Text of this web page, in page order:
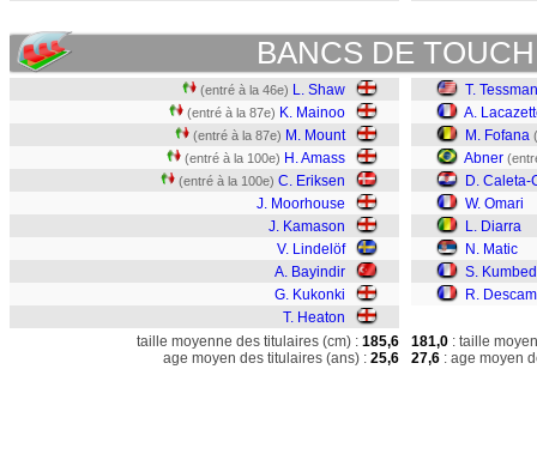
BANCS DE
(entré à la 46e) L. Shaw
(entré à la 87e) K. Mainoo
(entré à la 87e) M. Mount
(entré à la 100e) H. Amass
(entré à la 100e) C. Eriksen
J. Moorhouse
J. Kamason
V. Lindelöf
A. Bayindir
G. Kukonki
T. Heaton
T.
A.
M. Fofana
Abner
D. Caleta-
W. Omari
L. Diarra
N. Matic
S.
R.
taille moyenne des titulaires (cm) : 185,6
age moyen des titulaires (ans) : 25,6
181,0 : taille
27,6 : age moyen